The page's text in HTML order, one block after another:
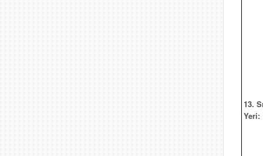
13.
Yeri: